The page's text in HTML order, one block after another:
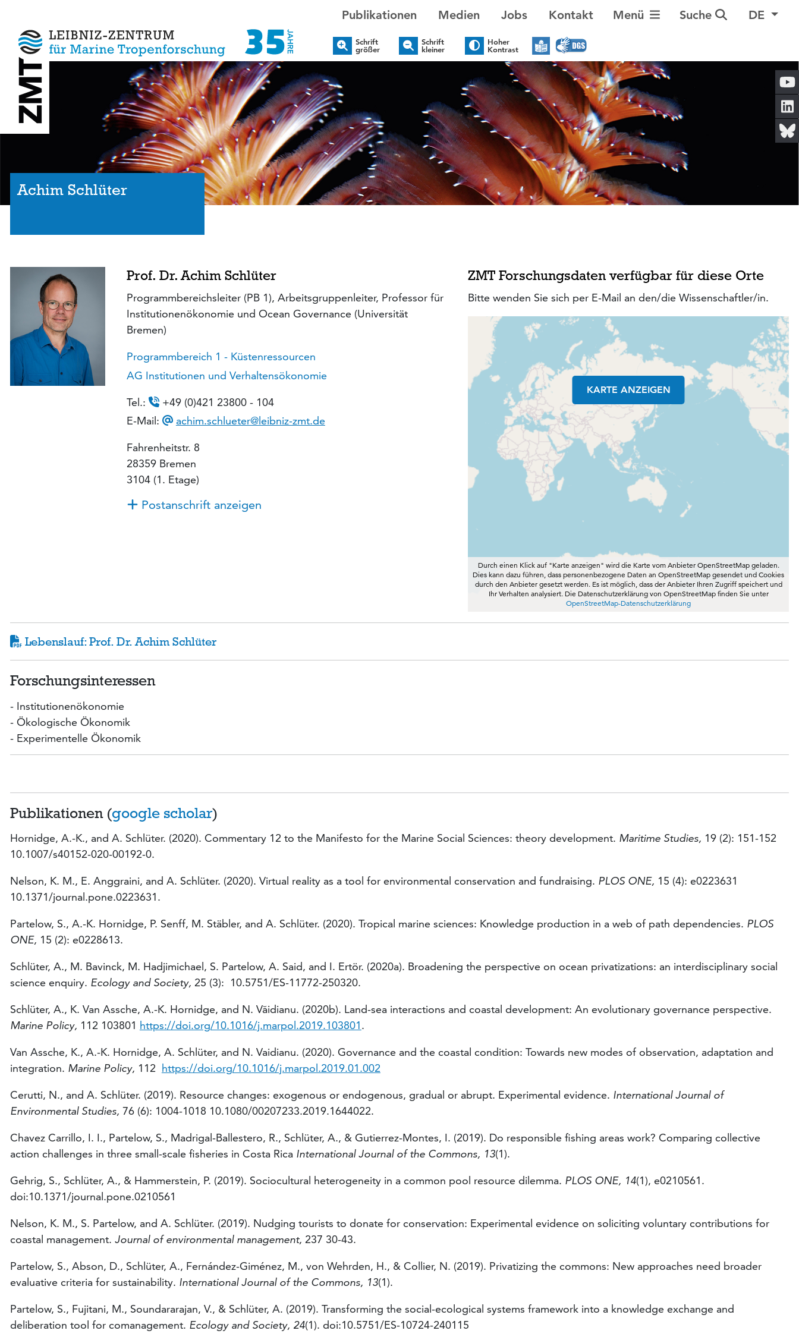
Publikationen Medien Jobs Kontakt Navigation umschalten
Menü Suche DE
Schrift
größer
Schrift
kleiner
Hoher
Kontrast
Achim Schlüter
Prof. Dr. Achim Schlüter
Programmbereichsleiter (PB 1), Arbeitsgruppenleiter, Professor für
Institutionenökonomie und Ocean Governance (Universität
Bremen)
Programmbereich 1 - Küstenressourcen
AG Institutionen und Verhaltensökonomie
Tel.:
+49 (0)421 23800 - 104
E-Mail:
achim.schlueter@leibniz-zmt.de
Fahrenheitstr. 8
28359 Bremen
3104 (1. Etage)
Postanschrift anzeigen
ZMT Forschungsdaten verfügbar für diese Orte
Bitte wenden Sie sich per E-Mail an den/die Wissenschaftler/in.
KARTE ANZEIGEN
Durch einen Klick auf "Karte anzeigen" wird die Karte vom Anbieter OpenStreetMap geladen.
Dies kann dazu führen, dass personenbezogene Daten an OpenStreetMap gesendet und Cookies
durch den Anbieter gesetzt werden. Es ist möglich, dass der Anbieter Ihren Zugriff speichert und
Ihr Verhalten analysiert. Die Datenschutzerklärung von OpenStreetMap finden Sie unter
OpenStreetMap-Datenschutzerklärung
Lebenslauf: Prof. Dr. Achim Schlüter
Forschungsinteressen
- Institutionenökonomie
- Ökologische Ökonomik
- Experimentelle Ökonomik
Publikationen (google scholar)
Hornidge, A.-K., and A. Schlüter. (2020). Commentary 12 to the Manifesto for the Marine Social Sciences: theory development. Maritime Studies, 19 (2): 151-152
10.1007/s40152-020-00192-0.
Nelson, K. M., E. Anggraini, and A. Schlüter. (2020). Virtual reality as a tool for environmental conservation and fundraising. PLOS ONE, 15 (4): e0223631
10.1371/journal.pone.0223631.
Partelow, S., A.-K. Hornidge, P. Senff, M. Stäbler, and A. Schlüter. (2020). Tropical marine sciences: Knowledge production in a web of path dependencies. PLOS
ONE, 15 (2): e0228613.
Schlüter, A., M. Bavinck, M. Hadjimichael, S. Partelow, A. Said, and I. Ertör. (2020a). Broadening the perspective on ocean privatizations: an interdisciplinary social
science enquiry. Ecology and Society, 25 (3): 10.5751/ES-11772-250320.
Schlüter, A., K. Van Assche, A.-K. Hornidge, and N. Văidianu. (2020b). Land-sea interactions and coastal development: An evolutionary governance perspective.
Marine Policy, 112 103801 https://doi.org/10.1016/j.marpol.2019.103801.
Van Assche, K., A.-K. Hornidge, A. Schlüter, and N. Vaidianu. (2020). Governance and the coastal condition: Towards new modes of observation, adaptation and
integration. Marine Policy, 112 https://doi.org/10.1016/j.marpol.2019.01.002
Cerutti, N., and A. Schlüter. (2019). Resource changes: exogenous or endogenous, gradual or abrupt. Experimental evidence. International Journal of
Environmental Studies, 76 (6): 1004-1018 10.1080/00207233.2019.1644022.
Chavez Carrillo, I. I., Partelow, S., Madrigal-Ballestero, R., Schlüter, A., & Gutierrez-Montes, I. (2019). Do responsible fishing areas work? Comparing collective
action challenges in three small-scale fisheries in Costa Rica International Journal of the Commons, 13(1).
Gehrig, S., Schlüter, A., & Hammerstein, P. (2019). Sociocultural heterogeneity in a common pool resource dilemma. PLOS ONE, 14(1), e0210561.
doi:10.1371/journal.pone.0210561
Nelson, K. M., S. Partelow, and A. Schlüter. (2019). Nudging tourists to donate for conservation: Experimental evidence on soliciting voluntary contributions for
coastal management. Journal of environmental management, 237 30-43.
Partelow, S., Abson, D., Schlüter, A., Fernández-Giménez, M., von Wehrden, H., & Collier, N. (2019). Privatizing the commons: New approaches need broader
evaluative criteria for sustainability. International Journal of the Commons, 13(1).
Partelow, S., Fujitani, M., Soundararajan, V., & Schlüter, A. (2019). Transforming the social-ecological systems framework into a knowledge exchange and
deliberation tool for comanagement. Ecology and Society, 24(1). doi:10.5751/ES-10724-240115